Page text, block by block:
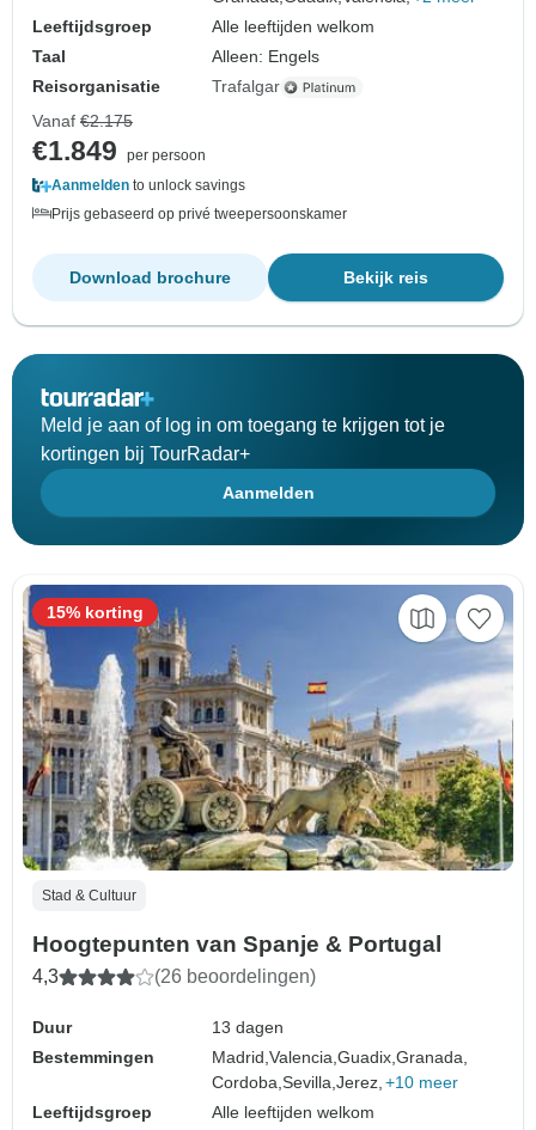
Leeftijdsgroep
Alle leeftijden welkom
Taal
Alleen: Engels
Reisorganisatie
Trafalgar
Vanaf €2.175
€1.849
per persoon
Aanmelden to unlock savings
Prijs gebaseerd op privé tweepersoonskamer
Bekijk reis
Download brochure
Meld je aan of log in om toegang te krijgen tot je
kortingen bij TourRadar+
Aanmelden
Stad & Cultuur
Hoogtepunten van Spanje & Portugal
4,3 (26 beoordelingen)
Duur
13 dagen
Bestemmingen
Madrid,Valencia,Guadix,Granada,
Cordoba,Sevilla,Jerez, +10 meer
Leeftijdsgroep
Alle leeftijden welkom
15% korting